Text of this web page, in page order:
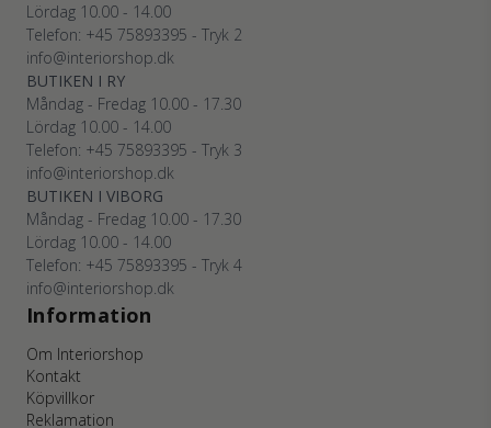
Lördag 10.00 - 14.00
Telefon: +45 75893395 - Tryk 2
info@interiorshop.dk
BUTIKEN I RY
Måndag - Fredag 10.00 - 17.30
Lördag 10.00 - 14.00
Telefon: +45 75893395 - Tryk 3
info@interiorshop.dk
BUTIKEN I VIBORG
Måndag - Fredag 10.00 - 17.30
Lördag 10.00 - 14.00
Telefon: +45 75893395 - Tryk 4
info@interiorshop.dk
Information
Om Interiorshop
Kontakt
Köpvillkor
Reklamation